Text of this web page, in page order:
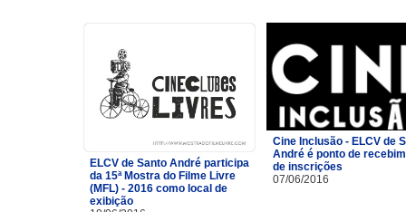
ELCV de Santo André participa
da 15ª Mostra do Filme Livre
(MFL) - 2016 como local de
exibição
Cine Inclusão - ELCV de
André é ponto de
de inscrições
07/06/2016